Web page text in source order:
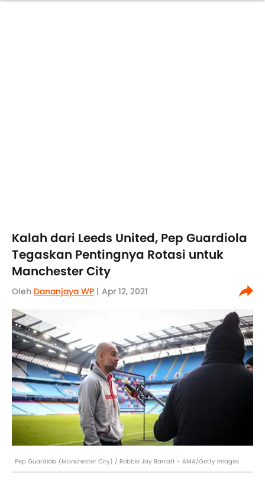
Kalah dari Leeds United, Pep Guardiola
Tegaskan Pentingnya Rotasi untuk
Manchester City
Oleh Dananjaya WP | Apr 12, 2021
Pep Guardiola (Manchester City) / Robbie Jay Barratt - AMA/Getty Images